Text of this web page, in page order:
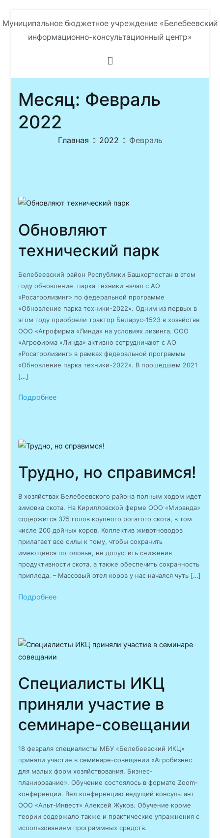
к
содержимому
Муниципальное бюджетное учреждение «Белебеевский
информационно-консультационный центр»
Месяц: Февраль
2022
Главная 2022 Февраль
Обновляют
технический парк
Белебеевский район Республики Башкортостан в этом
году обновление парка техники начал с АО
«Росагролизинг» по федеральной программе
«Обновление парка техники-2022». Одним из первых в
этом году приобрели трактор Беларус-1523 в хозяйстве
ООО «Агрофирма «Линда» на условиях лизинга. ООО
«Агрофирма «Линда» активно сотрудничают с АО
«Росагролизинг» в рамках федеральной программы
«Обновление парка техники-2022». В прошедшем 2021
[…]
Подробнее
Трудно, но справимся!
В хозяйствах Белебеевского района полным ходом идет
зимовка скота. На Кирилловской ферме ООО «Миранда»
содержится 375 голов крупного рогатого скота, в том
числе 200 дойных коров. Коллектив животноводов
прилагает все силы к тому, чтобы сохранить
имеющееся поголовье, не допустить снижения
продуктивности скота, а также обеспечить сохранность
приплода. – Массовый отел коров у нас начался чуть […]
Подробнее
Специалисты ИКЦ
приняли участие в
семинаре-совещании
18 февраля специалисты МБУ «Белебеевский ИКЦ»
приняли участие в семинаре-совещании «Агробизнес
для малых форм хозяйствования. Бизнес-
планирование». Обучение состоялось в формате Zoom-
конференции. Вел конференцию ведущий консультант
ООО «Альт-Инвест» Алексей Жуков. Обучение кроме
теории содержало также и практические упражнения с
использованием программных средств.